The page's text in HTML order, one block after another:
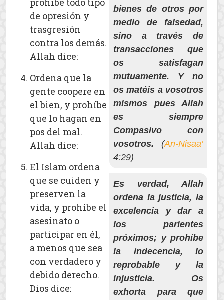
bienes de otros por
medio de falsedad,
sino a través de
transacciones que
os satisfagan
mutuamente. Y no
os matéis a vosotros
mismos pues Allah
es siempre
Compasivo con
vosotros. (An-Nisaa’
4:29)
prohíbe todo tipo
de opresión y
trasgresión
contra los demás.
Allah dice:
Es verdad, Allah
ordena la justicia, la
excelencia y dar a
los parientes
próximos; y prohíbe
la indecencia, lo
reprobable y la
injusticia. Os
exhorta para que
Ordena que la
gente coopere en
el bien, y prohíbe
que lo hagan en
pos del mal.
Allah dice:
El Islam ordena
que se cuiden y
preserven la
vida, y prohíbe el
asesinato o
participar en él,
a menos que sea
con verdadero y
debido derecho.
Dios dice: